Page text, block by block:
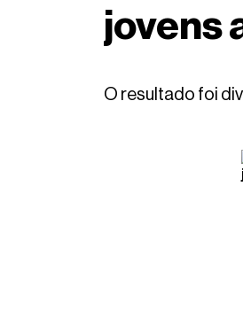
jovens
O resultado foi